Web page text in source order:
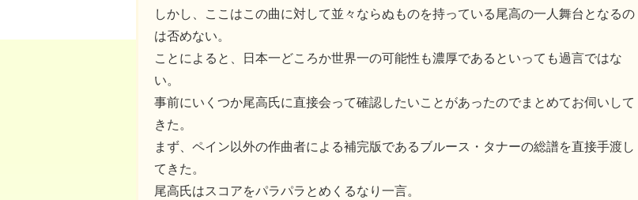
しかし、ここはこの曲に対して並々ならぬものを持っている尾高の一人舞台となるの
は否めない。
ことによると、日本一どころか世界一の可能性も濃厚であるといっても過言ではな
い。
事前にいくつか尾高氏に直接会って確認したいことがあったのでまとめてお伺いして
きた。
まず、ペイン以外の作曲者による補完版であるブルース・タナーの総譜を直接手渡し
てきた。
尾高氏はスコアをパラパラとめくるなり一言。